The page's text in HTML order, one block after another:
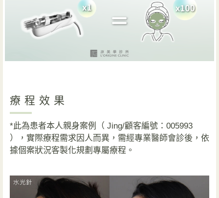
療程效果
*此為患者本人親身案例（ Jing/顧客編號：005993
），實際療程需求因人而異，需經專業醫師會診後，依
據個案狀況客製化規劃專屬療程。